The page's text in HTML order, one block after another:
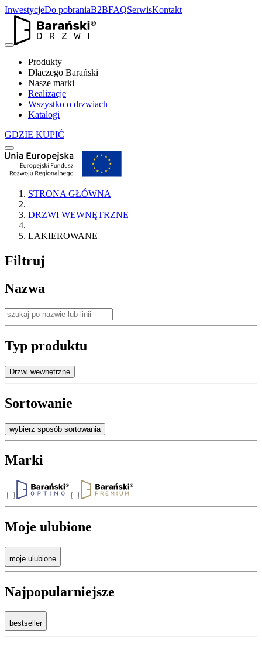
InwestycjeDo pobraniaB2BFAQSerwisKontakt
Produkty
Dlaczego Barański
Nasze marki
Realizacje
Wszystko o drzwiach
Katalogi
GDZIE KUPIĆ
STRONA GŁÓWNA
DRZWI WEWNĘTRZNE
LAKIEROWANE
Filtruj
Nazwa
Typ produktu
Drzwi wewnętrzne
Sortowanie
wybierz sposób sortowania
Marki
Moje ulubione
moje ulubione
Najpopularniejsze
bestseller